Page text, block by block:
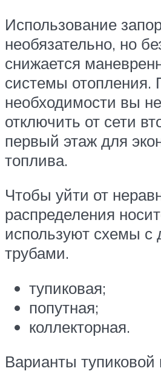
Использование
необязательно, но
снижается
системы отопления.
необходимости вы
отключить от сети
первый этаж для
топлива.
Чтобы уйти от
распределения
используют схемы с
трубами.
тупиковая;
попутная;
коллекторная.
Варианты тупиковой